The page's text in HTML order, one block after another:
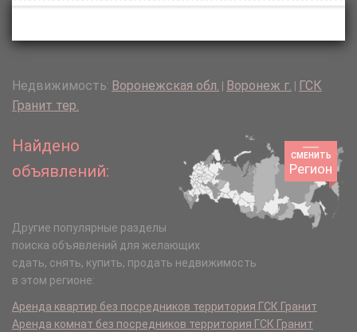
Недвижимость: Воронежская обл. Воронеж г.
ГСК
Гранит тер.
СМЕНИТЬ
Регион
Найдено
объявлений:
Другие популярные разделы
поиска объявлений для желающих
сдать, снять, купить, продать недвижимость
в этом регионе:
Аренда квартир без посредников территория ГСК Гранит
Аренда комнат без посредников территория ГСК Гранит